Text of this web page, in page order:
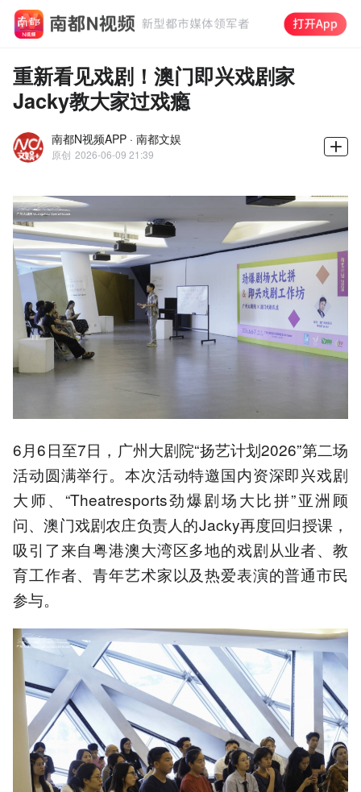
重新看见戏剧！澳门即兴戏剧家
Jacky教大家过戏瘾
南都N视频APP · 南都文娱
原创 2026-06-09 21:39
6月6日至7日，广州大剧院“扬艺计划2026”第二场
活动圆满举行。本次活动特邀国内资深即兴戏剧
大师、“Theatresports劲爆剧场大比拼”亚洲顾
问、澳门戏剧农庄负责人的Jacky再度回归授课，
吸引了来自粤港澳大湾区多地的戏剧从业者、教
育工作者、青年艺术家以及热爱表演的普通市民
参与。